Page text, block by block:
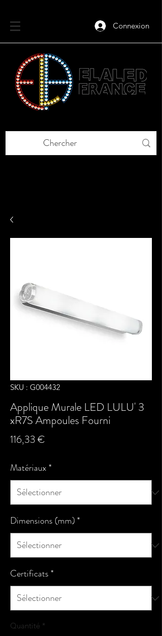
Connexion
SKU : G004432
Applique Murale LED LULU' 3
xR7S Ampoules Fourni
116,33 €
Matériaux*
Dimensions (mm)*
Certificats*
Quantité *